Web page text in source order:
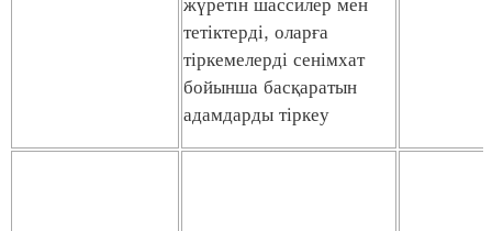
тетіктерді, оларға
тіркемелерді сенімхат
бойынша басқаратын
адамдарды тіркеу